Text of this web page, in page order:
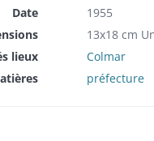
Date
1955
13x18 cm
lieux
Colmar
préfecture